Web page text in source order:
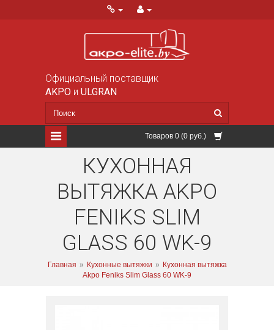
Официальный поставщик
AKPO и ULGRAN
Товаров 0 (0 руб.)
КУХОННАЯ
ВЫТЯЖКА AKPO
FENIKS SLIM
GLASS 60 WK-9
Главная » Кухонные вытяжки » Кухонная вытяжка
Akpo Feniks Slim Glass 60 WK-9